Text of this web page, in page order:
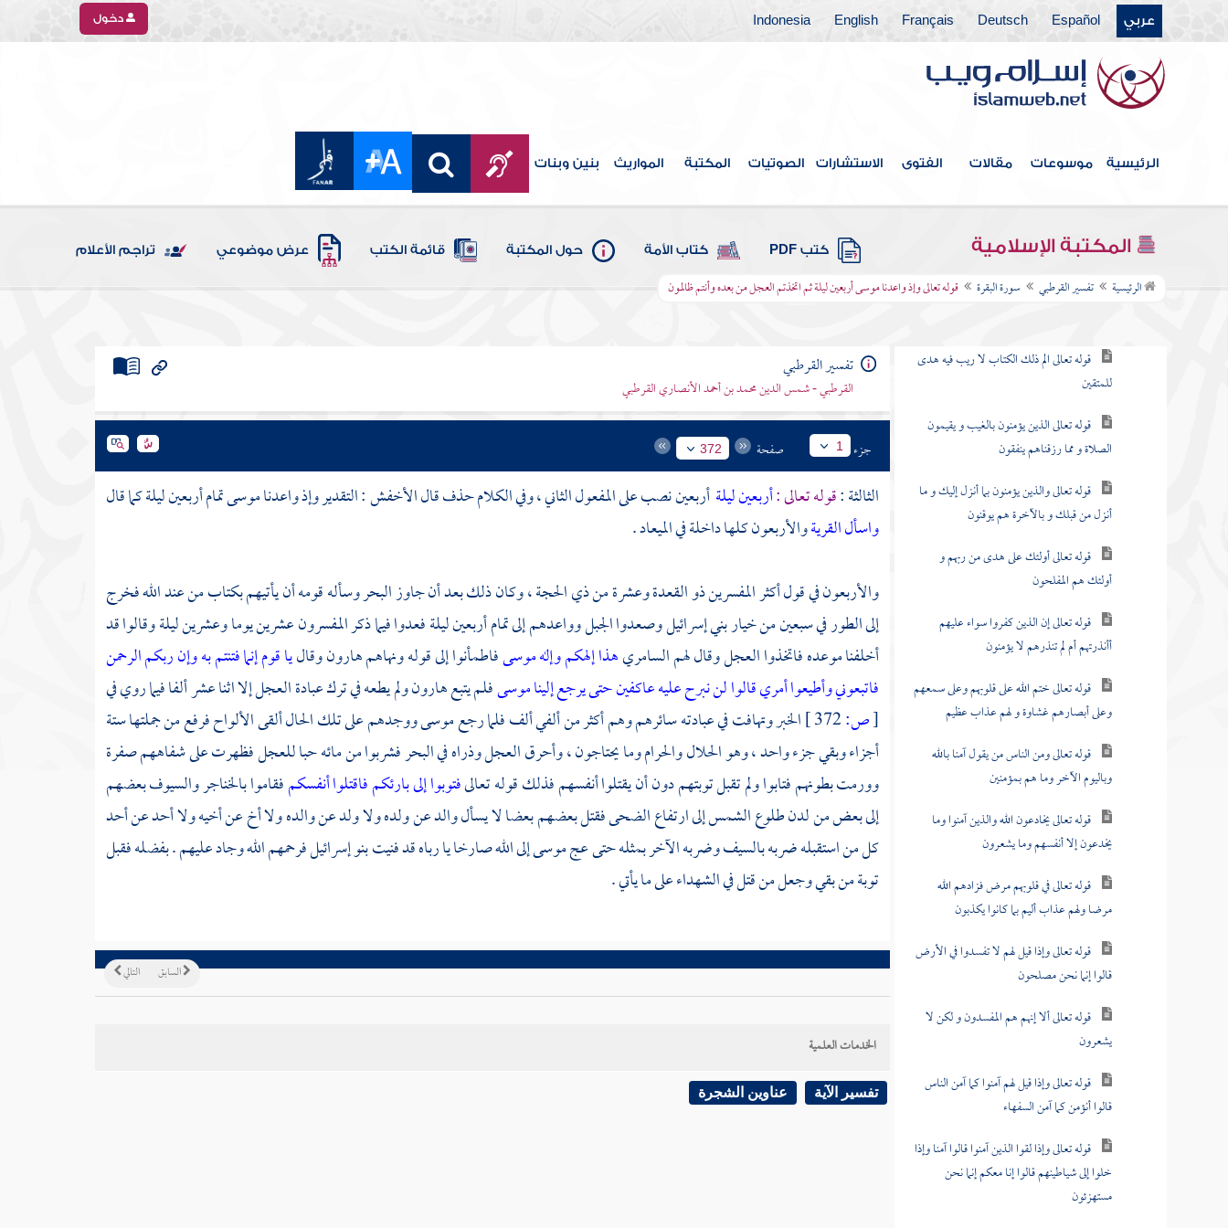
عربي Español
Deutsch
Français
English
Indonesia دخول
الرئيسية موسوعات مقالات الفتوى الاستشارات الصوتيات المكتبة المواريث بنين وبنات
المكتبة الإسلامية كتب PDF كتاب الأمة حول المكتبة قائمة الكتب عرض موضوعي تراجم الأعلام
الرئيسية تفسير القرطبي سورة البقرة قوله تعالى وإذ واعدنا موسى أربعين ليلة ثم اتخذتم العجل من بعده وأنتم ظالمون
باب ما جاء من الحجة في الرد على
من طعن في القرآن وخالف مصحف
عثمان بالزيادة والنقصان
سورة الفاتحة
سورة البقرة
قوله تعالى الم ذلك الكتاب لا ريب فيه هدى
للمتقين
قوله تعالى الذين يؤمنون بالغيب و يقيمون
الصلاة و مما رزقناهم ينفقون
قوله تعالى والذين يؤمنون بما أنزل إليك و ما
أنزل من قبلك و بالآخرة هم يوقنون
قوله تعالى أولئك على هدى من ربهم و
أولئك هم المفلحون
قوله تعالى إن الذين كفروا سواء عليهم
أأنذرتهم أم لم تنذرهم لا يؤمنون
قوله تعالى ختم الله على قلوبهم وعلى سمعهم
وعلى أبصارهم غشاوة و لهم عذاب عظيم
قوله تعالى ومن الناس من يقول آمنا بالله
وباليوم الآخر وما هم بمؤمنين
قوله تعالى يخادعون الله والذين آمنوا وما
يخدعون إلا أنفسهم وما يشعرون
قوله تعالى في قلوبهم مرض فزادهم الله
مرضا ولهم عذاب أليم بما كانوا يكذبون
قوله تعالى وإذا قيل لهم لا تفسدوا في الأرض
قالوا إنما نحن مصلحون
قوله تعالى ألا إنهم هم المفسدون و لكن لا
يشعرون
قوله تعالى وإذا قيل لهم آمنوا كما آمن الناس
قالوا أنؤمن كما آمن السفهاء
قوله تعالى وإذا لقوا الذين آمنوا قالوا آمنا وإذا
خلوا إلى شياطينهم قالوا إنا معكم إنما نحن
مستهزئون
تفسير القرطبي
القرطبي - شمس الدين محمد بن أحمد الأنصاري القرطبي
جزء 1 صفحة 372
الثالثة :قوله تعالى :أربعين ليلةأربعين نصب على المفعول الثاني ، وفي الكلام حذف قالالأخفش: التقدير وإذ واعدناموسىتمام أربعين ليلة كما قال
واسأل القريةوالأربعون كلها داخلة في الميعاد .
والأربعون في قول أكثر المفسرين ذو القعدة وعشرة من ذي الحجة ، وكان ذلك بعد أن جاوز البحر وسأله قومه أن يأتيهم بكتاب من عند الله فخرج
إلىالطورفي سبعين من خياربني إسرائيلوصعدوا الجبل وواعدهم إلى تمام أربعين ليلة فعدوا فيما ذكر المفسرون عشرين يوما وعشرين ليلة وقالوا قد
أخلفنا موعده فاتخذوا العجل وقال لهمالسامريهذا إلهكم وإله موسىفاطمأنوا إلى قوله ونهاهمهارونوقاليا قوم إنما فتنتم به وإن ربكم الرحمن
فاتبعوني وأطيعوا أمري قالوا لن نبرح عليه عاكفين حتى يرجع إلينا موسىفلم يتبعهارونولم يطعه في ترك عبادة العجل إلا اثنا عشر ألفا فيما روي في
[ص: الخبر وتهافت في عبادته سائرهم وهم أكثر من ألفي ألف فلما رجعموسىووجدهم على تلك الحال ألقى الألواح فرفع من جملتها ستة
أجزاء وبقي جزء واحد ، وهو الحلال والحرام وما يحتاجون ، وأحرق العجل وذراه في البحر فشربوا من مائه حبا للعجل فظهرت على شفاههم صفرة
وورمت بطونهم فتابوا ولم تقبل توبتهم دون أن يقتلوا أنفسهم فذلك قوله تعالىفتوبوا إلى بارئكم فاقتلوا أنفسكمفقاموا بالخناجر والسيوف بعضهم
إلى بعض من لدن طلوع الشمس إلى ارتفاع الضحى فقتل بعضهم بعضا لا يسأل والد عن ولده ولا ولد عن والده ولا أخ عن أخيه ولا أحد عن أحد
كل من استقبله ضربه بالسيف وضربه الآخر بمثله حتى عجموسىإلى الله صارخا يا رباه قد فنيتبنو إسرائيلفرحمهم الله وجاد عليهم . بفضله فقبل
توبة من بقي وجعل من قتل في الشهداء على ما يأتي .
التالي السابق
الخدمات العلمية
تفسير الآية عناوين الشجرة